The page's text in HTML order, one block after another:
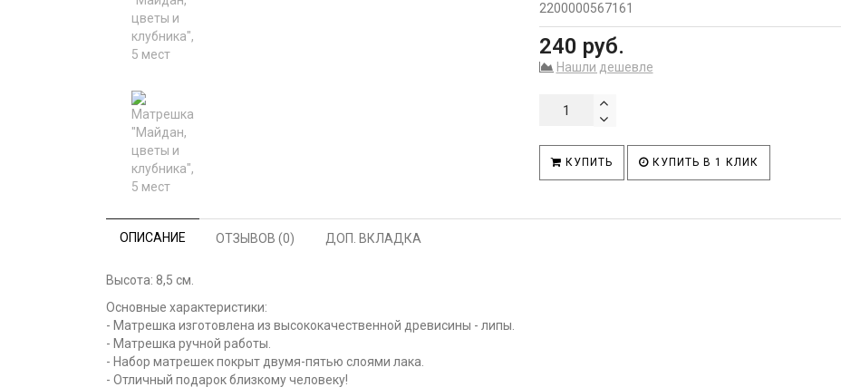
2200000567161
240 руб.
Нашли дешевле
КУПИТЬ КУПИТЬ В 1 КЛИК
ОПИСАНИЕ ОТЗЫВОВ (0) ДОП. ВКЛАДКА
Высота: 8,5 см.
Основные характеристики:
- Матрешка изготовлена из высококачественной древисины - липы.
- Матрешка ручной работы.
- Набор матрешек покрыт двумя-пятью слоями лака.
- Отличный подарок близкому человеку!